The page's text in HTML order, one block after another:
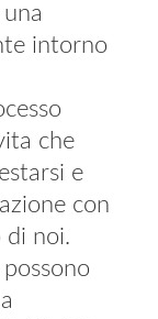
intorno
che
e
con
di noi.